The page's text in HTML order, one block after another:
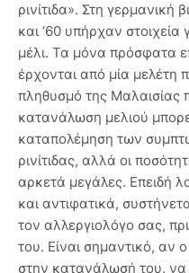
ρινίτιδα». Στη γερμανική
και ‘60 υπήρχαν
μέλι. Τα μόνα πρόσφατα
έρχονται από μία μελέτη
πληθυσμό της Μαλαισίας
κατανάλωση μελιού
καταπολέμηση των
ρινίτιδας, αλλά οι
αρκετά μεγάλες. Επειδή
και αντιφατικά,
τον αλλεργιολόγο σας,
του. Είναι σημαντικό, αν
στην κατανάλωσή του, να